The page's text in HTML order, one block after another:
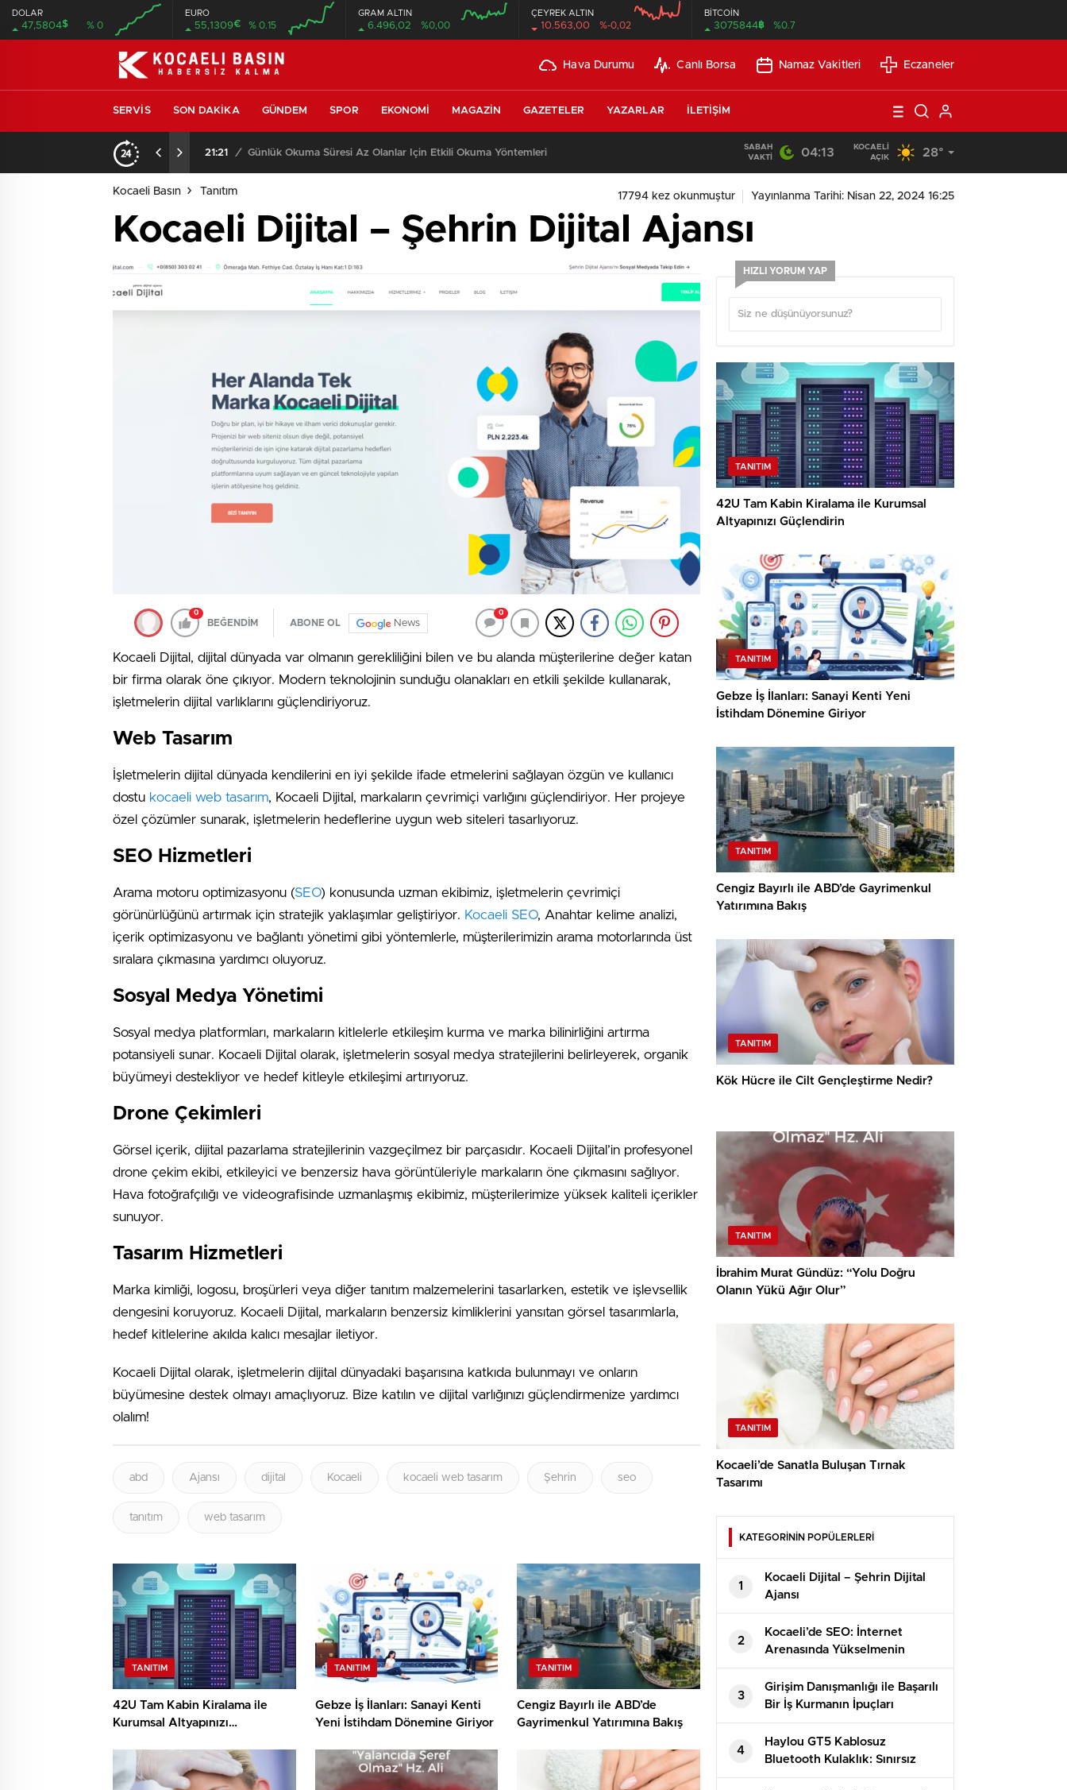
DOLAR
47,5804$ % 0
EURO
55,1309€ % 0.15
GRAM ALTIN
6.496,02 %0,00
ÇEYREK ALTIN
10.563,00 %-0,02
BİTCOİN
3075844฿ %0.7
Hava Durumu Canlı Borsa Namaz Vakitleri Eczaneler
SERVIS SON DAKIKA GÜNDEM SPOR EKONOMI MAGAZIN GAZETELER YAZARLAR İLETIŞIM
21:21 / Günlük Okuma Süresi Az Olanlar İçin Etkili Okuma Yöntemleri 03:25 / Hyundai Motor Türkiye Satış Sonrası Süreçleriyle
SABAH
VAKTI
04:13
KOCAELI
AÇIK
28°
Kocaeli Basın Tanıtım 17794 kez okunmuştur Yayınlanma Tarihi: Nisan 22, 2024 16:25
Kocaeli Dijital – Şehrin Dijital Ajansı
0
BEĞENDİM ABONE OL News
0
Kocaeli Dijital, dijital dünyada var olmanın gerekliliğini bilen ve bu alanda müşterilerine değer katan
bir firma olarak öne çıkıyor. Modern teknolojinin sunduğu olanakları en etkili şekilde kullanarak,
işletmelerin dijital varlıklarını güçlendiriyoruz.
Web Tasarım
İşletmelerin dijital dünyada kendilerini en iyi şekilde ifade etmelerini sağlayan özgün ve kullanıcı
dostu kocaeli web tasarım, Kocaeli Dijital, markaların çevrimiçi varlığını güçlendiriyor. Her projeye
özel çözümler sunarak, işletmelerin hedeflerine uygun web siteleri tasarlıyoruz.
SEO Hizmetleri
Arama motoru optimizasyonu (SEO) konusunda uzman ekibimiz, işletmelerin çevrimiçi
görünürlüğünü artırmak için stratejik yaklaşımlar geliştiriyor. Kocaeli SEO, Anahtar kelime analizi,
içerik optimizasyonu ve bağlantı yönetimi gibi yöntemlerle, müşterilerimizin arama motorlarında üst
sıralara çıkmasına yardımcı oluyoruz.
Sosyal Medya Yönetimi
Sosyal medya platformları, markaların kitlelerle etkileşim kurma ve marka bilinirliğini artırma
potansiyeli sunar. Kocaeli Dijital olarak, işletmelerin sosyal medya stratejilerini belirleyerek, organik
büyümeyi destekliyor ve hedef kitleyle etkileşimi artırıyoruz.
Drone Çekimleri
Görsel içerik, dijital pazarlama stratejilerinin vazgeçilmez bir parçasıdır. Kocaeli Dijital’in profesyonel
drone çekim ekibi, etkileyici ve benzersiz hava görüntüleriyle markaların öne çıkmasını sağlıyor.
Hava fotoğrafçılığı ve videografisinde uzmanlaşmış ekibimiz, müşterilerimize yüksek kaliteli içerikler
sunuyor.
Tasarım Hizmetleri
Marka kimliği, logosu, broşürleri veya diğer tanıtım malzemelerini tasarlarken, estetik ve işlevsellik
dengesini koruyoruz. Kocaeli Dijital, markaların benzersiz kimliklerini yansıtan görsel tasarımlarla,
hedef kitlelerine akılda kalıcı mesajlar iletiyor.
Kocaeli Dijital olarak, işletmelerin dijital dünyadaki başarısına katkıda bulunmayı ve onların
büyümesine destek olmayı amaçlıyoruz. Bize katılın ve dijital varlığınızı güçlendirmenize yardımcı
olalım!
abd Ajansı dijital Kocaeli kocaeli web tasarım Şehrin seo
tanıtım web tasarım
TANITIM
42U Tam Kabin Kiralama ile
Kurumsal Altyapınızı
TANITIM
Gebze İş İlanları: Sanayi Kenti
Yeni İstihdam Dönemine Giriyor
TANITIM
Cengiz Bayırlı ile ABD’de
Gayrimenkul Yatırımına Bakış
HIZLI YORUM YAP
TANITIM
42U Tam Kabin Kiralama ile Kurumsal
Altyapınızı Güçlendirin
TANITIM
Gebze İş İlanları: Sanayi Kenti Yeni
İstihdam Dönemine Giriyor
TANITIM
Cengiz Bayırlı ile ABD’de Gayrimenkul
Yatırımına Bakış
TANITIM
Kök Hücre ile Cilt Gençleştirme Nedir?
TANITIM
İbrahim Murat Gündüz: “Yolu Doğru
Olanın Yükü Ağır Olur”
TANITIM
Kocaeli’de Sanatla Buluşan Tırnak
Tasarımı
KATEGORİNİN POPÜLERLERİ
1
Kocaeli Dijital – Şehrin Dijital
Ajansı
2
Kocaeli’de SEO: İnternet
Arenasında Yükselmenin
Kilitleri
3
Girişim Danışmanlığı ile Başarılı
Bir İş Kurmanın İpuçları
4
Haylou GT5 Kablosuz
Bluetooth Kulaklık: Sınırsız
Müzik Keyfi